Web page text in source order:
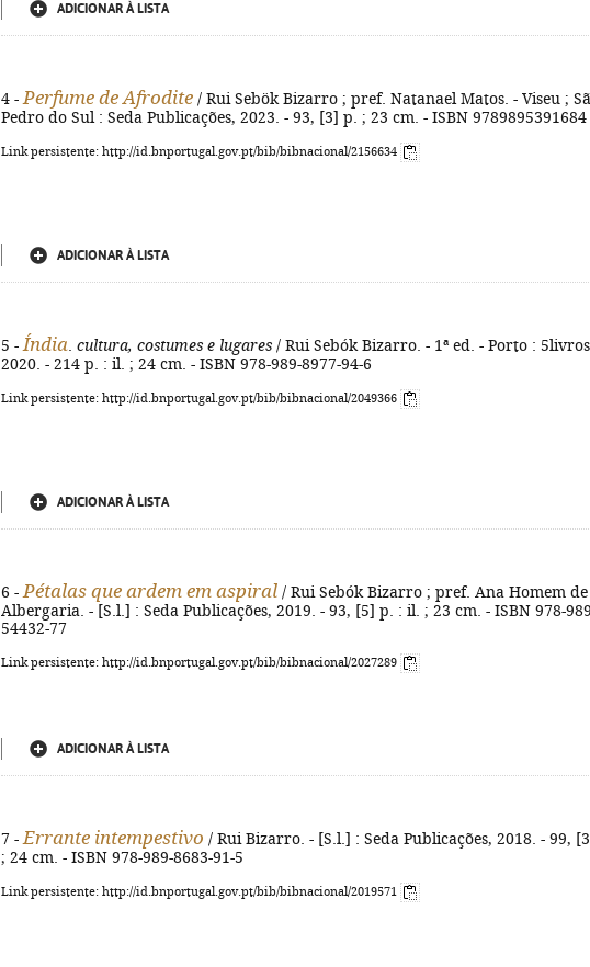
ADICIONAR À LISTA
4 - Perfume de Afrodite / Rui Sebök Bizarro ; pref. Natanael Matos. - Viseu ;
Pedro do Sul : Seda Publicações, 2023. - 93, [3] p. ; 23 cm. - ISBN 9789895391684
Link persistente: http://id.bnportugal.gov.pt/bib/bibnacional/2156634
ADICIONAR À LISTA
5 - Índia cultura, costumes e lugares / Rui Sebók Bizarro. - 1ª ed. - Porto :
2020. - 214 p. : il. ; 24 cm. - ISBN 978-989-8977-94-6
Link persistente: http://id.bnportugal.gov.pt/bib/bibnacional/2049366
ADICIONAR À LISTA
6 - Pétalas que ardem em aspiral / Rui Sebók Bizarro ; pref. Ana Homem de
Albergaria. - [S.l.] : Seda Publicações, 2019. - 93, [5] p. : il. ; 23 cm. - ISBN 978-
54432-77
Link persistente: http://id.bnportugal.gov.pt/bib/bibnacional/2027289
ADICIONAR À LISTA
7 - Errante intempestivo / Rui Bizarro. - [S.l.] : Seda Publicações, 2018. - 99,
; 24 cm. - ISBN 978-989-8683-91-5
Link persistente: http://id.bnportugal.gov.pt/bib/bibnacional/2019571